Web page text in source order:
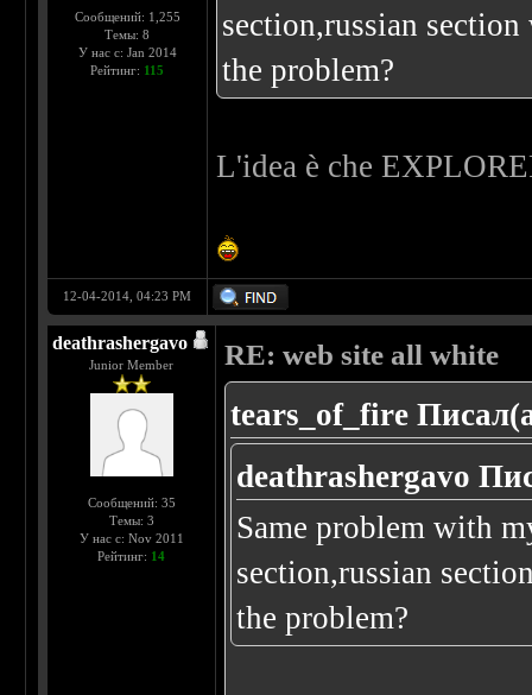
Сообщений: 1,255
Темы: 8
У нас с: Jan 2014
Рейтинг: 115
section,russian
the problem?
L'idea è che
12-04-2014, 04:23 PM
deathrashergavo
Junior Member
Сообщений: 35
Темы: 3
У нас с: Nov 2011
Рейтинг: 14
RE: web site all white
tears_of_fire
deathrashergavo
Same problem with
section,russian
the problem?